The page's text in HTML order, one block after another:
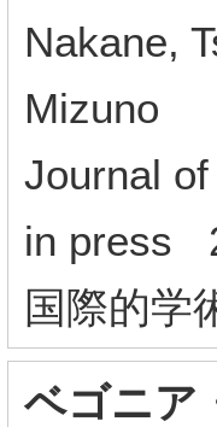
Nakane,
Mizuno
Journal
in press
国際的学
ベゴニア